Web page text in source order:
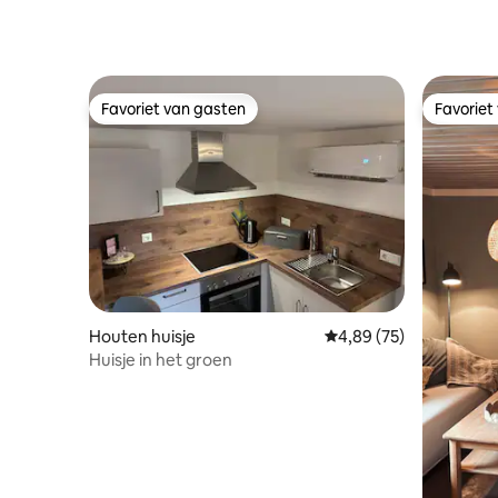
Favoriet van gasten
Favoriet van gasten
Houten huisje Gemiddelde
4,89 (75)
Huisje in het groen